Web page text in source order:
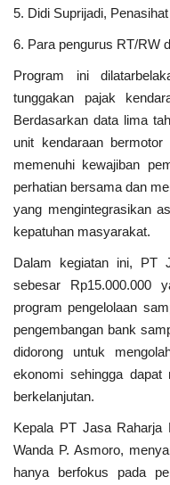
5. Didi Suprijadi,
6. Para pengurus RT/RW
Program ini
tunggakan pajak
Berdasarkan data lima
unit kendaraan
memenuhi kewajiban
perhatian bersama dan
yang mengintegrasikan
kepatuhan masyarakat.
Dalam kegiatan ini, PT
sebesar Rp15.000.000
program pengelolaan
pengembangan bank
didorong untuk
ekonomi sehingga dapat
berkelanjutan.
Kepala PT Jasa Raharja
Wanda P. Asmoro,
hanya berfokus pada